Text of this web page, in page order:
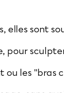
elles sont
pour
ou les "bras